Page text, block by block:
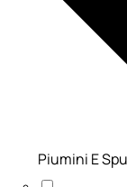
Piumini E